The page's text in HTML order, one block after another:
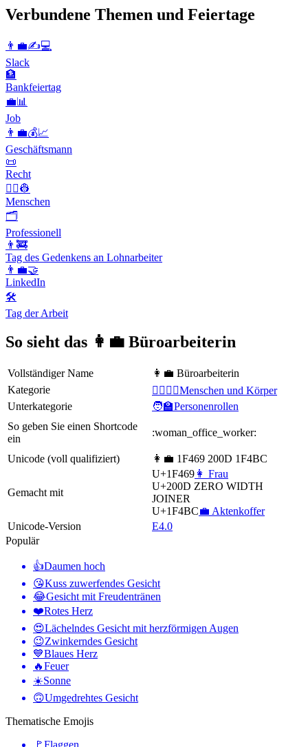
Verbundene Themen und Feiertage
👨‍💼✍💻
Slack
🏦
Bankfeiertag
💼📊
Job
👨‍💼💰📈
Geschäftsmann
📜
Recht
👨‍✈️👷
Menschen
🗂
Professionell
👨‍🚒
Tag des Gedenkens an Lohnarbeiter
👨‍💼🤝
LinkedIn
🛠
Tag der Arbeit
So sieht das 👩‍💼 Büroarbeiterin
Vollständiger Name
👩‍💼 Büroarbeiterin
Kategorie
👩‍❤️‍💋‍👨Menschen und Körper
Unterkategorie
🧑‍🏫Personenrollen
So geben Sie einen Shortcode
ein
:woman_office_worker:
Unicode (voll qualifiziert) 👩‍💼 1F469 200D 1F4BC
Gemacht mit
U+1F469 👩 Frau
U+200D ZERO WIDTH
JOINER
U+1F4BC💼 Aktenkoffer
Unicode-Version
E4.0
Populär
👍Daumen hoch
😘Kuss zuwerfendes Gesicht
😂Gesicht mit Freudentränen
❤️Rotes Herz
😍Lächelndes Gesicht mit herzförmigen Augen
😉Zwinkerndes Gesicht
💙Blaues Herz
🔥Feuer
☀️Sonne
🙃Umgedrehtes Gesicht
Thematische Emojis